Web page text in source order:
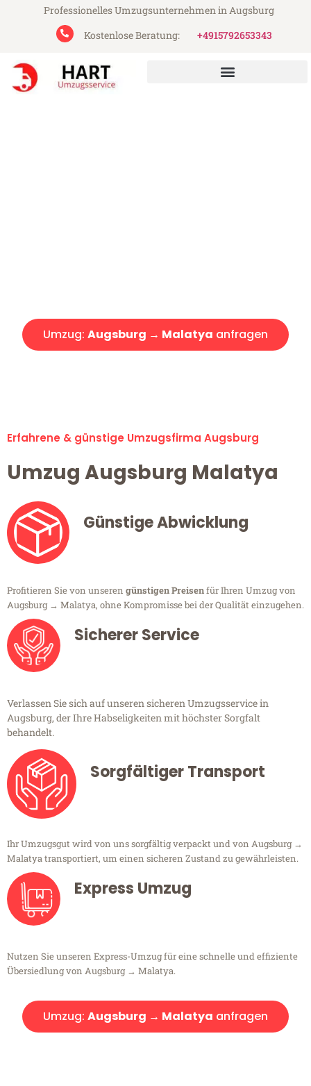
Professionelles Umzugsunternehmen in Augsburg
Kostenlose Beratung:
+4915792653343
Umzug: Augsburg → Malatya anfragen
Erfahrene & günstige Umzugsfirma Augsburg
Umzug Augsburg Malatya
Günstige Abwicklung
Profitieren Sie von unseren günstigen Preisenfür Ihren Umzug von
Augsburg → Malatya, ohne Kompromisse bei der Qualität einzugehen.
Sicherer Service
Verlassen Sie sich auf unseren sicheren Umzugsservice in
Augsburg, der Ihre Habseligkeiten mit höchster Sorgfalt
behandelt.
Sorgfältiger Transport
Ihr Umzugsgut wird von uns sorgfältig verpackt und von Augsburg →
Malatya transportiert, um einen sicheren Zustand zu gewährleisten.
Express Umzug
Nutzen Sie unseren Express-Umzug für eine schnelle und effiziente
Übersiedlung von Augsburg → Malatya.
Umzug: Augsburg → Malatya anfragen